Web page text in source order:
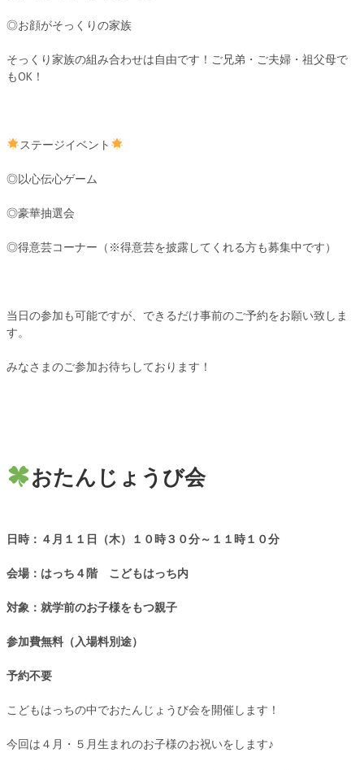
◎お顔がそっくりの家族
そっくり家族の組み合わせは自由です！ご兄弟・ご夫婦・祖父母で
もOK！
ステージイベント
◎以心伝心ゲーム
◎豪華抽選会
◎得意芸コーナー（※得意芸を披露してくれる方も募集中です）
当日の参加も可能ですが、できるだけ事前のご予約をお願い致しま
す。
みなさまのご参加お待ちしております！
おたんじょうび会
日時：４月１１日（木）１０時３０分～１１時１０分
会場：はっち４階 こどもはっち内
対象：就学前のお子様をもつ親子
参加費無料（入場料別途）
予約不要
こどもはっちの中でおたんじょうび会を開催します！
今回は４月・５月生まれのお子様のお祝いをします♪